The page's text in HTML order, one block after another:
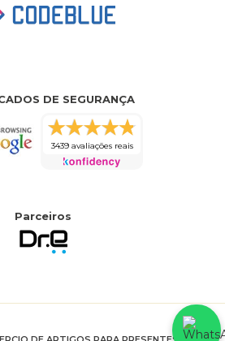
DE SEGURANÇA
3439 avaliações reais
Parceiros